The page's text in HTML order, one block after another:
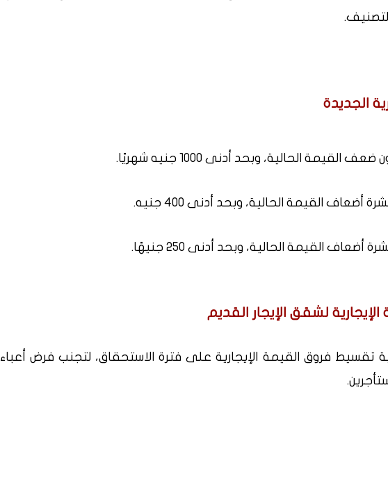
الجديدة
الحالية، وبحد أدنى 1000 جنيه شهريًا.
القيمة الحالية، وبحد أدنى 400 جنيه.
القيمة الحالية، وبحد أدنى 250 جنيهًا.
لشقق الإيجار القديم
تقسيط فروق القيمة الإيجارية على فترة الاستحقاق، لتجنب فرض أعباء